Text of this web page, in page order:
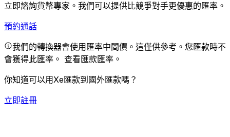
立即諮詢貨幣專家。 我們可以提供比競爭對手更優惠的匯率。
預約通話
我們的轉換器會使用匯率中間價。這僅供參考。您匯款時不
會獲得此匯率。 查看匯款匯率。
你知道可以用Xe匯款到國外匯款嗎？
立即註冊